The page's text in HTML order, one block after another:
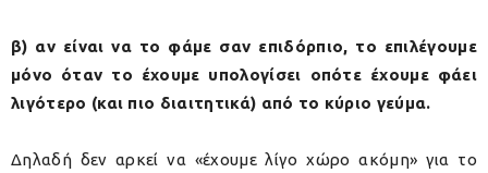
β) αν είναι να το φάμε σαν επιδόρπιο, το επιλέγουμε
μόνο όταν το έχουμε υπολογίσει οπότε έχουμε φάει
λιγότερο (και πιο διαιτητικά) από το κύριο γεύμα.
Δηλαδή δεν αρκεί να «έχουμε λίγο χώρο ακόμη» για το